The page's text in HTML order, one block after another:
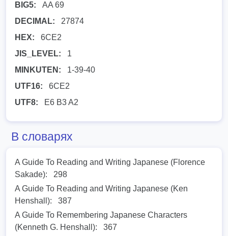
BIG5:
AA 69
DECIMAL:
27874
HEX:
6CE2
JIS_LEVEL:
1
MINKUTEN:
1-39-40
UTF16:
6CE2
UTF8:
E6 B3 A2
В словарях
A Guide To Reading and Writing Japanese (Florence
Sakade):
298
A Guide To Reading and Writing Japanese (Ken
Henshall):
387
A Guide To Remembering Japanese Characters
(Kenneth G. Henshall):
367